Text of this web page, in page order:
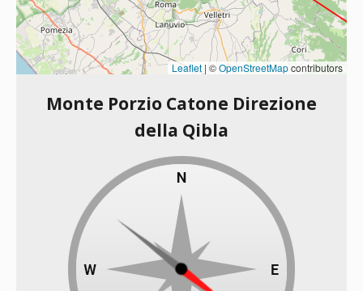
Leaflet | ©OpenStreetMapcontributors
Monte Porzio Catone Direzione
della Qibla